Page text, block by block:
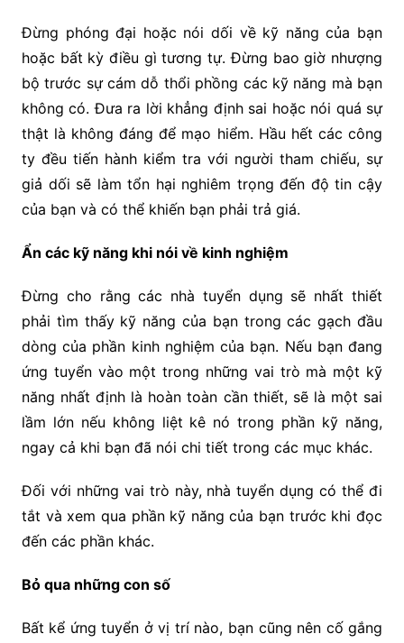
Đừng phóng đại hoặc nói dối về kỹ năng của bạn
hoặc bất kỳ điều gì tương tự. Đừng bao giờ nhượng
bộ trước sự cám dỗ thổi phồng các kỹ năng mà bạn
không có. Đưa ra lời khẳng định sai hoặc nói quá sự
thật là không đáng để mạo hiểm. Hầu hết các công
ty đều tiến hành kiểm tra với người tham chiếu, sự
giả dối sẽ làm tổn hại nghiêm trọng đến độ tin cậy
của bạn và có thể khiến bạn phải trả giá.
Ẩn các kỹ năng khi nói về kinh nghiệm
Đừng cho rằng các nhà tuyển dụng sẽ nhất thiết
phải tìm thấy kỹ năng của bạn trong các gạch đầu
dòng của phần kinh nghiệm của bạn. Nếu bạn đang
ứng tuyển vào một trong những vai trò mà một kỹ
năng nhất định là hoàn toàn cần thiết, sẽ là một sai
lầm lớn nếu không liệt kê nó trong phần kỹ năng,
ngay cả khi bạn đã nói chi tiết trong các mục khác.
Đối với những vai trò này, nhà tuyển dụng có thể đi
tắt và xem qua phần kỹ năng của bạn trước khi đọc
đến các phần khác.
Bỏ qua những con số
Bất kể ứng tuyển ở vị trí nào, bạn cũng nên cố gắng